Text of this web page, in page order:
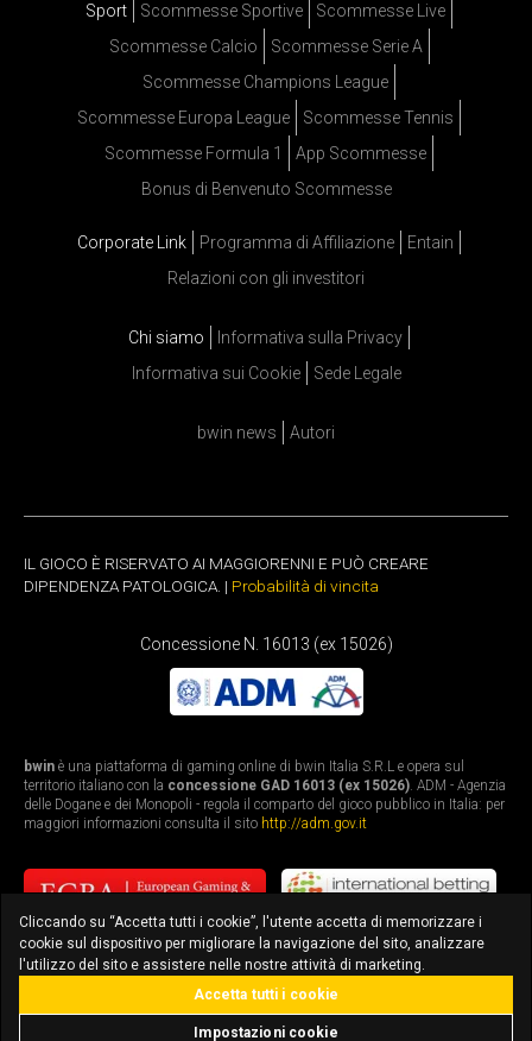
Sport Scommesse Sportive
Scommesse Live
Scommesse Calcio
Scommesse Serie A
Scommesse Champions League
Scommesse Europa League
Scommesse Tennis
Scommesse Formula 1
App Scommesse
Bonus di Benvenuto Scommesse
Corporate Link Programma di Affiliazione
Entain
Relazioni con gli investitori
Chi siamo
Informativa sulla Privacy
Informativa sui Cookie
Sede Legale
bwin news Autori
IL GIOCO È RISERVATO AI MAGGIORENNI E PUÒ CREARE
DIPENDENZA PATOLOGICA. | Probabilità di vincita
Concessione N. 16013 (ex 15026)
bwin è una piattaforma di gaming online di bwin Italia S.R.L e opera sul
territorio italiano con la concessione GAD 16013 (ex 15026). ADM - Agenzia
delle Dogane e dei Monopoli - regola il comparto del gioco pubblico in Italia: per
maggiori informazioni consulta il sito http://adm.gov.it
bonus fino a 3.010€ scarica l'app
Cliccando su “Accetta tutti i cookie”, l'utente accetta di memorizzare i
cookie sul dispositivo per migliorare la navigazione del sito, analizzare
l'utilizzo del sito e assistere nelle nostre attività di marketing.
Impostazioni cookie
Accetta tutti i cookie